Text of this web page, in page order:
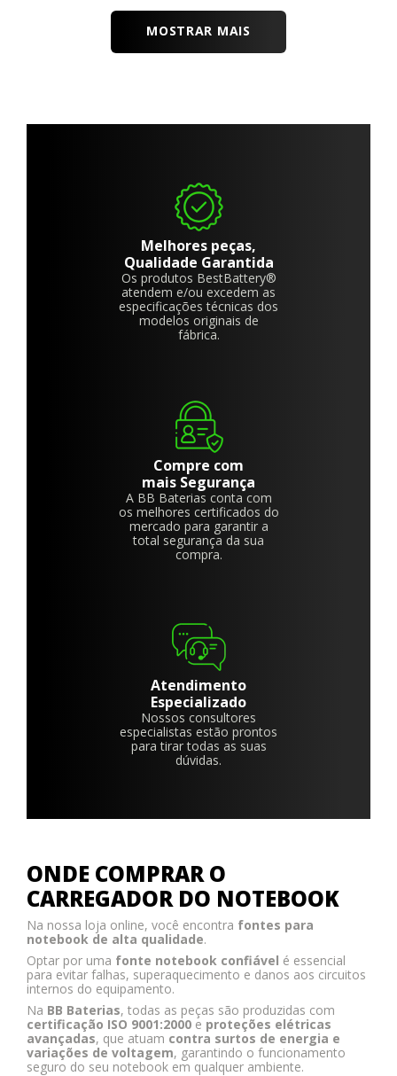
MOSTRAR MAIS
Melhores peças,
Qualidade Garantida
Os produtos BestBattery®
atendem e/ou excedem as
especificações técnicas dos
modelos originais de
fábrica.
Compre com
mais Segurança
A BB Baterias conta com
os melhores certificados do
mercado para garantir a
total segurança da sua
compra.
Atendimento
Especializado
Nossos consultores
especialistas estão prontos
para tirar todas as suas
dúvidas.
ONDE COMPRAR O
CARREGADOR DO NOTEBOOK
Na nossa loja online, você encontra fontes para
notebook de alta qualidade.
Optar por uma fonte notebook confiável é essencial
para evitar falhas, superaquecimento e danos aos circuitos
internos do equipamento.
Na BB Baterias, todas as peças são produzidas com
certificação ISO 9001:2000 e proteções elétricas
avançadas, que atuam contra surtos de energia e
variações de voltagem, garantindo o funcionamento
seguro do seu notebook em qualquer ambiente.